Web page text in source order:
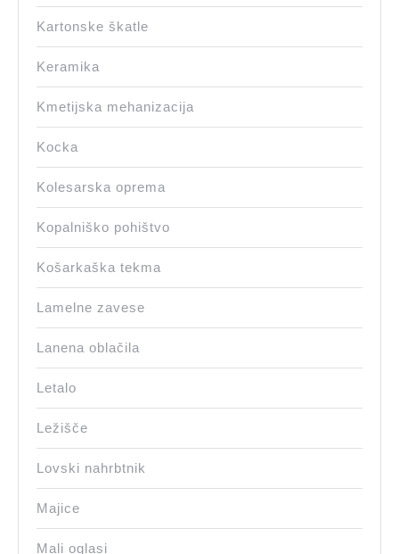
Kartonske škatle
Keramika
Kmetijska mehanizacija
Kocka
Kolesarska oprema
Kopalniško pohištvo
Košarkaška tekma
Lamelne zavese
Lanena oblačila
Letalo
Ležišče
Lovski nahrbtnik
Majice
Mali oglasi